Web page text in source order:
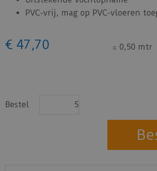
PVC-vrij, mag op PVC-vloeren
€ 47,70 = 0,50 mtr
Bestel